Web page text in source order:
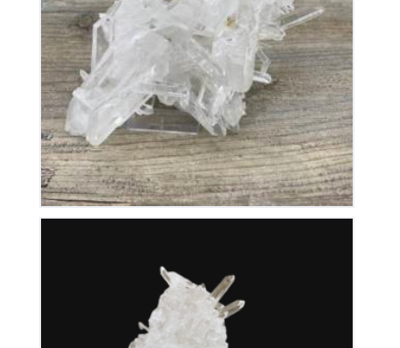
Cristal de Roche
280€